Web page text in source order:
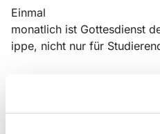
Einmal
monatlich ist Gottesdienst
ippe, nicht nur für